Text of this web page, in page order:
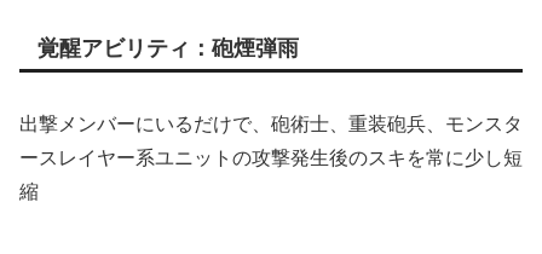
覚醒アビリティ：砲煙弾雨
出撃メンバーにいるだけで、砲術士、重装砲兵、モンスタ
ースレイヤー系ユニットの攻撃発生後のスキを常に少し短
縮